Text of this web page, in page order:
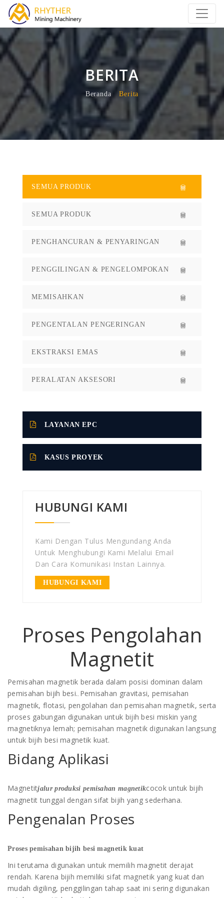
BERITA
Beranda Berita
SEMUA PRODUK
SEMUA PRODUK
PENGHANCURAN & PENYARINGAN
PENGGILINGAN & PENGELOMPOKAN
MEMISAHKAN
PENGENTALAN PENGERINGAN
EKSTRAKSI EMAS
PERALATAN AKSESORI
LAYANAN EPC
KASUS PROYEK
HUBUNGI KAMI
Kami Dengan Tulus Mengundang Anda
Untuk Menghubungi Kami Melalui Email
Dan Cara Komunikasi Instan Lainnya.
HUBUNGI KAMI
Proses Pengolahan
Magnetit
Pemisahan magnetik berada dalam posisi dominan dalam
pemisahan bijih besi.. Pemisahan gravitasi, pemisahan
magnetik, flotasi, pengolahan dan pemisahan magnetik, serta
proses gabungan digunakan untuk bijih besi miskin yang
magnetiknya lemah; pemisahan magnetik digunakan langsung
untuk bijih besi magnetik kuat.
Bidang Aplikasi
Magnetitjalur produksi pemisahan magnetikcocok untuk bijih
magnetit tunggal dengan sifat bijih yang sederhana.
Pengenalan Proses
Proses pemisahan bijih besi magnetik kuat
Ini terutama digunakan untuk memilih magnetit derajat
rendah. Karena bijih memiliki sifat magnetik yang kuat dan
mudah digiling, penggilingan tahap saat ini sering digunakan